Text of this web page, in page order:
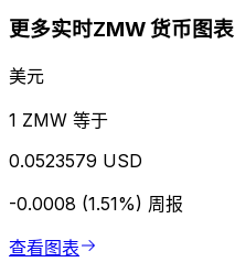
更多实时ZMW 货币图表
美元
1 ZMW 等于
0.0523579 USD
-0.0008 (1.51%) 周报
查看图表